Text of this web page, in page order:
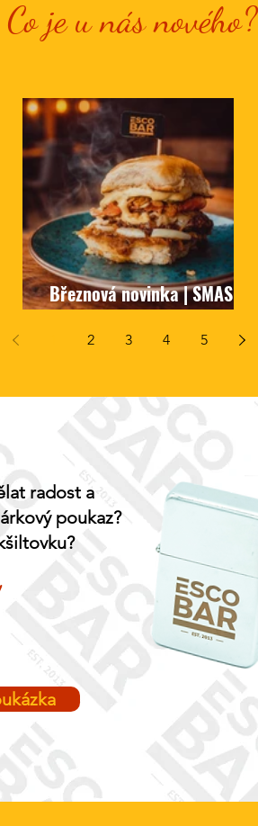
Co je u nás nového?
Březnová novinka | SMASH
2 3 4 5
radost a
poukaz?